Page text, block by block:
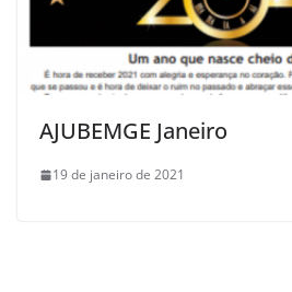
AJUBEMGE Janeiro
19 de janeiro de 2021